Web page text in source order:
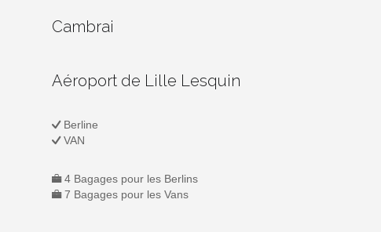
Cambrai
Aéroport de Lille Lesquin
Berline
VAN
4 Bagages pour les Berlins
7 Bagages pour les Vans